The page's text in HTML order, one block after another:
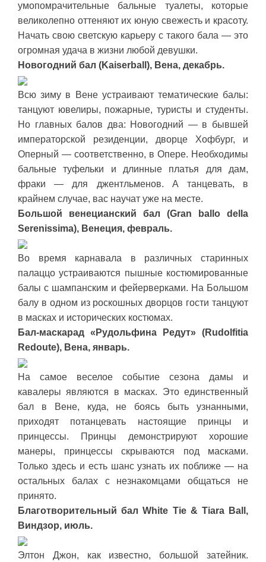
умопомрачительные бальные туалеты, которые
великолепно оттеняют их юную свежесть и красоту.
Начать свою светскую карьеру с такого бала — это
огромная удача в жизни любой девушки.
Новогодний бал (Kaiserball), Вена, декабрь.
Всю зиму в Вене устраивают тематические балы:
танцуют ювелиры, пожарные, туристы и студенты.
Но главных балов два: Новогодний — в бывшей
императорской резиденции, дворце Хофбург, и
Оперный — соответственно, в Опере. Необходимы
бальные туфельки и длинные платья для дам,
фраки — для джентльменов. А танцевать, в
крайнем случае, вас научат уже на месте.
Большой венецианский бал (Gran ballo della
Serenissima), Венеция, февраль.
Во время карнавала в различных старинных
палаццо устраиваются пышные костюмированные
балы с шампанским и фейерверками. На Большом
балу в одном из роскошных дворцов гости танцуют
в масках и исторических костюмах.
Бал-маскарад «Рудольфина Редут» (Rudolfitia
Redoute), Вена, январь.
На самое веселое событие сезона дамы и
кавалеры являются в масках. Это единственный
бал в Вене, куда, не боясь быть узнанными,
приходят потанцевать настоящие принцы и
принцессы. Принцы демонстрируют хорошие
манеры, принцессы скрываются под масками.
Только здесь и есть шанс узнать их поближе — на
остальных балах с незнакомцами общаться не
принято.
Благотворительный бал White Tie & Tiara Ball,
Виндзор, июль.
Элтон Джон, как известно, большой затейник.